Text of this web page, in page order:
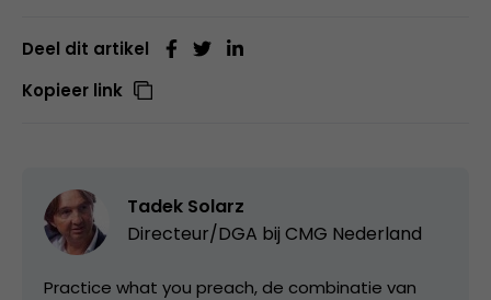
Deel dit artikel
Kopieer link
Tadek Solarz
Directeur/DGA bij CMG Nederland
Practice what you preach, de combinatie van